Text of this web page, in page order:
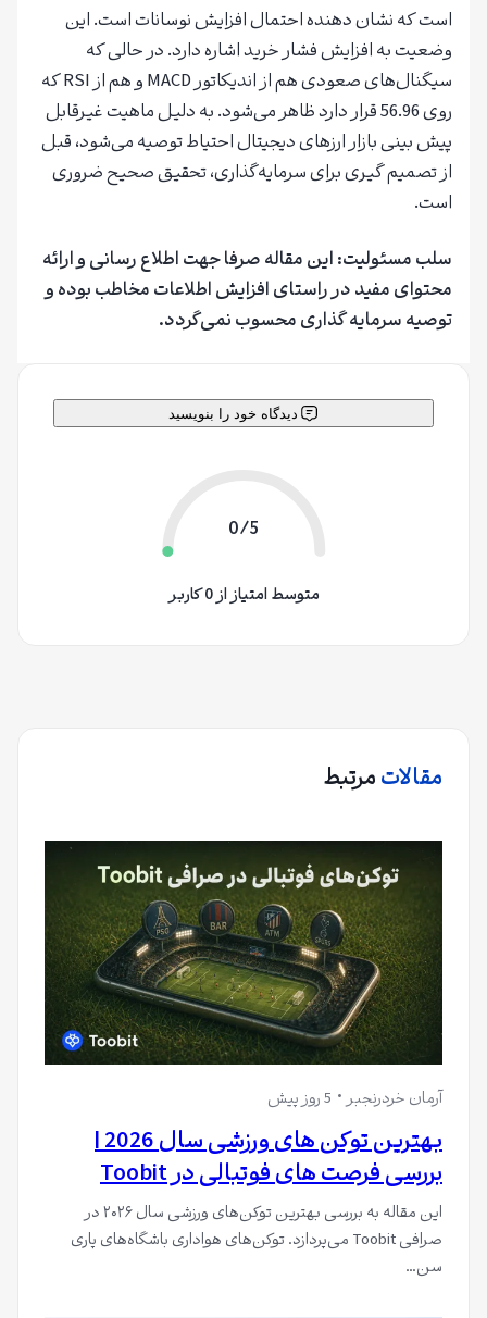
است که نشان دهنده احتمال افزایش نوسانات است. این
وضعیت به افزایش فشار خرید اشاره دارد. در حالی که
سیگنال‌های صعودی هم از اندیکاتور MACD و هم از RSI که
روی 56.96 قرار دارد ظاهر می‌شود. به دلیل ماهیت غیرقابل
پیش بینی بازار ارزهای دیجیتال احتیاط توصیه می‌شود، قبل
از تصمیم گیری برای سرمایه‌گذاری، تحقیق صحیح ضروری
است.
سلب مسئولیت: این مقاله صرفا جهت اطلاع رسانی و ارائه
محتوای مفید در راستای افزایش اطلاعات مخاطب بوده و
توصیه سرمایه گذاری محسوب نمی‌گردد.
دیدگاه خود را بنویسید
0/5
متوسط امتیاز از 0 کاربر
مقالاتمرتبط
آرمان خردرنجبر 5 روز پیش
بهترین توکن های ورزشی سال 2026 |
بررسی فرصت های فوتبالی در Toobit
این مقاله به بررسی بهترین توکن‌های ورزشی سال ۲۰۲۶ در
صرافی Toobit می‌پردازد. توکن‌های هواداری باشگاه‌های پاری
سن…